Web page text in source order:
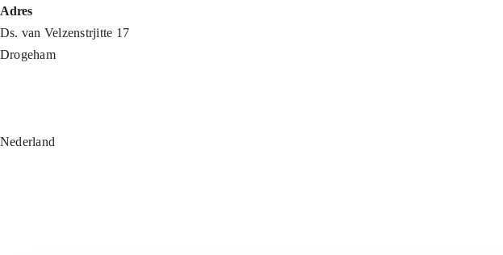
Ga
naar
inhoud
Adres
Ds. van Velzenstrjitte 17
Drogeham
Nederland